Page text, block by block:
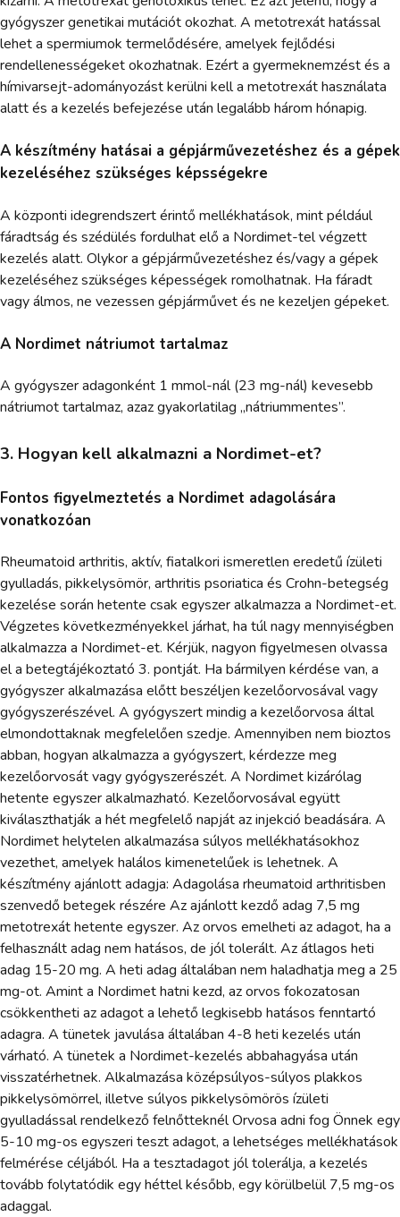
gyógyszer genetikai mutációt okozhat. A metotrexát hatással
lehet a spermiumok termelődésére, amelyek fejlődési
rendellenességeket okozhatnak. Ezért a gyermeknemzést és a
hímivarsejt-adományozást kerülni kell a metotrexát használata
alatt és a kezelés befejezése után legalább három hónapig.
A készítmény hatásai a gépjárművezetéshez és a gépek
kezeléséhez szükséges képsségekre
A központi idegrendszert érintő mellékhatások, mint például
fáradtság és szédülés fordulhat elő a Nordimet-tel végzett
kezelés alatt. Olykor a gépjárművezetéshez és/vagy a gépek
kezeléséhez szükséges képességek romolhatnak. Ha fáradt
vagy álmos, ne vezessen gépjárművet és ne kezeljen gépeket.
A Nordimet nátriumot tartalmaz
A gyógyszer adagonként 1 mmol-nál (23 mg-nál) kevesebb
nátriumot tartalmaz, azaz gyakorlatilag „nátriummentes”.
3. Hogyan kell alkalmazni a Nordimet-et?
Fontos figyelmeztetés a Nordimet adagolására
vonatkozóan
Rheumatoid arthritis, aktív, fiatalkori ismeretlen eredetű ízületi
gyulladás, pikkelysömör, arthritis psoriatica és Crohn-betegség
kezelése során hetente csak egyszer alkalmazza a Nordimet-et.
Végzetes következményekkel járhat, ha túl nagy mennyiségben
alkalmazza a Nordimet-et. Kérjük, nagyon figyelmesen olvassa
el a betegtájékoztató 3. pontját. Ha bármilyen kérdése van, a
gyógyszer alkalmazása előtt beszéljen kezelőorvosával vagy
gyógyszerészével. A gyógyszert mindig a kezelőorvosa által
elmondottaknak megfelelően szedje. Amennyiben nem bioztos
abban, hogyan alkalmazza a gyógyszert, kérdezze meg
kezelőorvosát vagy gyógyszerészét. A Nordimet kizárólag
hetente egyszer alkalmazható. Kezelőorvosával együtt
kiválaszthatják a hét megfelelő napját az injekció beadására. A
Nordimet helytelen alkalmazása súlyos mellékhatásokhoz
vezethet, amelyek halálos kimenetelűek is lehetnek. A
készítmény ajánlott adagja: Adagolása rheumatoid arthritisben
szenvedő betegek részére Az ajánlott kezdő adag 7,5 mg
metotrexát hetente egyszer. Az orvos emelheti az adagot, ha a
felhasznált adag nem hatásos, de jól tolerált. Az átlagos heti
adag 15-20 mg. A heti adag általában nem haladhatja meg a 25
mg-ot. Amint a Nordimet hatni kezd, az orvos fokozatosan
csökkentheti az adagot a lehető legkisebb hatásos fenntartó
adagra. A tünetek javulása általában 4-8 heti kezelés után
várható. A tünetek a Nordimet-kezelés abbahagyása után
visszatérhetnek. Alkalmazása középsúlyos-súlyos plakkos
pikkelysömörrel, illetve súlyos pikkelysömörös ízületi
gyulladással rendelkező felnőtteknél Orvosa adni fog Önnek egy
5-10 mg-os egyszeri teszt adagot, a lehetséges mellékhatások
felmérése céljából. Ha a tesztadagot jól tolerálja, a kezelés
tovább folytatódik egy héttel később, egy körülbelül 7,5 mg-os
adaggal.